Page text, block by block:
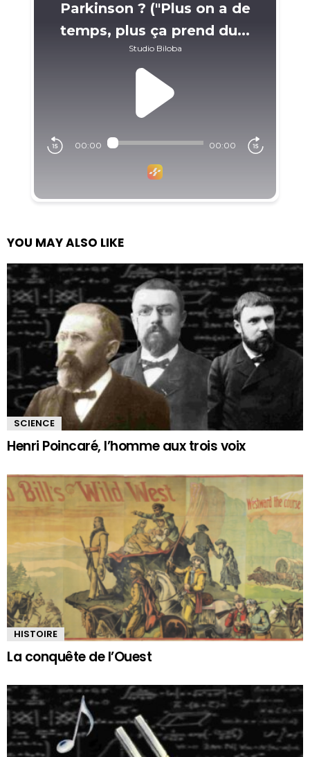
YOU MAY ALSO LIKE
SCIENCE
Henri Poincaré, l’homme aux trois voix
HISTOIRE
La conquête de l’Ouest